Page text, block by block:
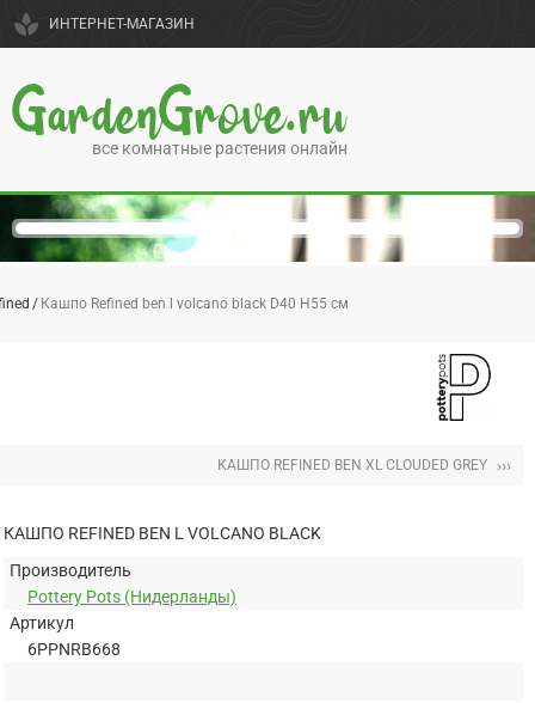
spa ИНТЕРНЕТ-МАГАЗИН
GardenGrove.ru
все комнатные растения онлайн
Кашпо Refined ben l volcano black D40 H55 см
КАШПО REFINED BEN XL CLOUDED GREY ›››
КАШПО REFINED BEN L VOLCANO BLACK
Производитель
Pottery Pots (Нидерланды)
Артикул
6PPNRB668